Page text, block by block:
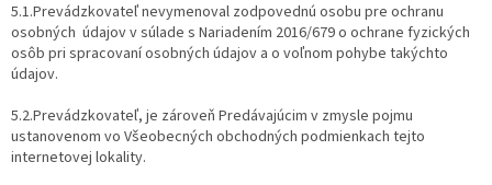
5.1.Prevádzkovateľ nevymenoval zodpovednú osobu pre ochranu
osobných údajov v súlade s Nariadením 2016/679 o ochrane fyzických
osôb pri spracovaní osobných údajov a o voľnom pohybe takýchto
údajov.
5.2.Prevádzkovateľ, je zároveň Predávajúcim v zmysle pojmu
ustanovenom vo Všeobecných obchodných podmienkach tejto
internetovej lokality.